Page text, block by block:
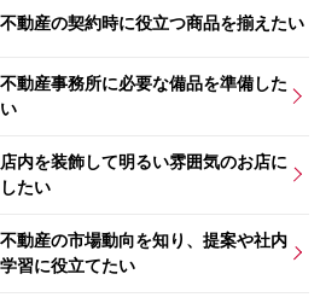
不動産の契約時に役立つ商品を揃えたい
不動産事務所に必要な備品を準備した
い
店内を装飾して明るい雰囲気のお店に
したい
不動産の市場動向を知り、提案や社内
学習に役立てたい